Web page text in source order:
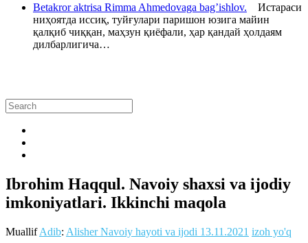
Betakror aktrisa Rimma Ahmedovaga bag’ishlov. Истараси
ниҳоятда иссиқ, туйғулари паришон юзига майин
қалқиб чиққан, маҳзун қиёфали, ҳар қандай ҳолдаям
дилбарлигича…
Ibrohim Haqqul. Navoiy shaxsi va ijodiy
imkoniyatlari. Ikkinchi maqola
MuallifAdib: Alisher Navoiy hayoti va ijodi 13.11.2021 izoh yo'q